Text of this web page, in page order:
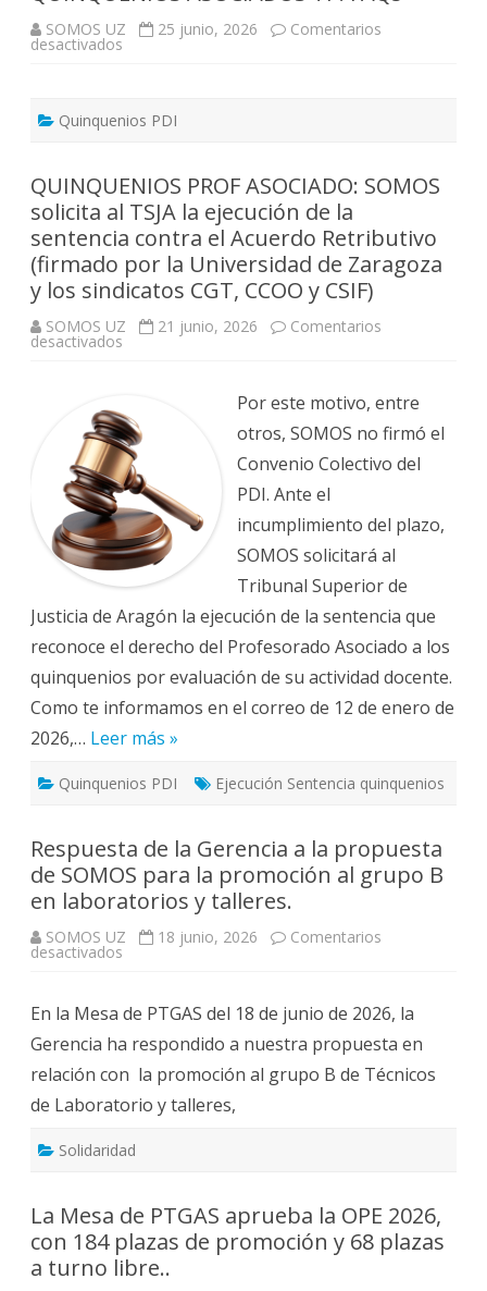
altos
y
en
SOMOS UZ 25 junio, 2026 Comentarios
desactivados
Quinquenios PDI
QUINQUENIOS PROF ASOCIADO: SOMOS
solicita al TSJA la ejecución de la
sentencia contra el Acuerdo Retributivo
(firmado por la Universidad de Zaragoza
y los sindicatos CGT, CCOO y CSIF)
SOMOS UZ 21 junio, 2026 Comentarios
desactivados
solicita
al
TSJA
la
ejecución
de
la
sentencia
contra
el
Acuerdo
Retributivo
por
la
Universidad
de
Zaragoza
y
los
sindicatos
CGT,
CCOO
CSIF)
Por este motivo, entre
otros, SOMOS no firmó el
Convenio Colectivo del
PDI. Ante el
incumplimiento del plazo,
SOMOS solicitará al
Tribunal Superior de
Justicia de Aragón la ejecución de la sentencia que
reconoce el derecho del Profesorado Asociado a los
quinquenios por evaluación de su actividad docente.
Como te informamos en el correo de 12 de enero de
2026,… Leer más »
Quinquenios PDI Ejecución Sentencia quinquenios
Respuesta de la Gerencia a la propuesta
de SOMOS para la promoción al grupo B
en laboratorios y talleres.
SOMOS UZ 18 junio, 2026 Comentarios
desactivados
Gerencia
a
la
propuesta
de
SOMOS
para
la
al
laboratorios
y
talleres.
En la Mesa de PTGAS del 18 de junio de 2026, la
Gerencia ha respondido a nuestra propuesta en
relación con la promoción al grupo B de Técnicos
de Laboratorio y talleres,
Solidaridad
La Mesa de PTGAS aprueba la OPE 2026,
con 184 plazas de promoción y 68 plazas
a turno libre..